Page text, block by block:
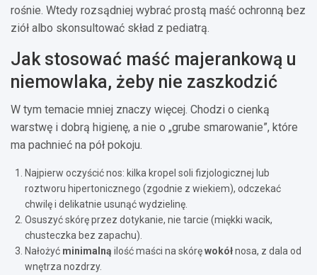
rośnie. Wtedy rozsądniej wybrać prostą maść ochronną bez
ziół albo skonsultować skład z pediatrą.
Jak stosować maść majerankową u
niemowlaka, żeby nie zaszkodzić
W tym temacie mniej znaczy więcej. Chodzi o cienką
warstwę i dobrą higienę, a nie o „grube smarowanie”, które
ma pachnieć na pół pokoju.
Najpierw oczyścić nos: kilka kropel soli fizjologicznej lub
roztworu hipertonicznego (zgodnie z wiekiem), odczekać
chwilę i delikatnie usunąć wydzielinę.
Osuszyć skórę przez dotykanie, nie tarcie (miękki wacik,
chusteczka bez zapachu).
Nałożyć minimalną ilość maści na skóręwokółnosa, z dala od
wnętrza nozdrzy.